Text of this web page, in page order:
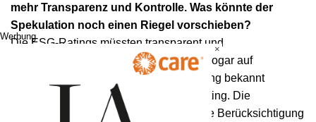
mehr Transparenz und Kontrolle. Was könnte der
Spekulation noch einen Riegel vorschieben?
Die ESG-Ratings müssten transparent und
nachvollziehbar sein. Eine Agentur hat sogar auf
mehrmalige Nachfrage hin nicht ihr Rating bekannt
gegeben, das war das Moodys ESG-Rating. Die
Offenlegung der Rating-Methode und die Berücksichtigung
Werbung
×